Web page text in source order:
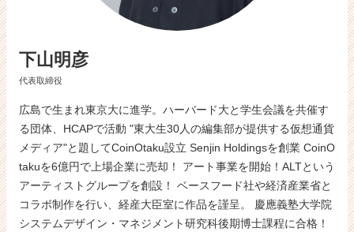
ア
C
a
r
e
e
r）
下山明彦
代表取締役
広島で生まれ東京大に進学。ハーバード大と学生会議を共催す
る団体、HCAPで活動 "東大生30人の編集部が提供する仮想通貨
メディア"と題してCoinOtaku設立 Senjin Holdingsを創業 CoinO
takuを6億円で上場企業に売却！ アート事業を開始！ALTという
アーティストグループを創設！ ベースフード社や経済産業省と
コラボ制作を行い、経産大臣室に作品を謹呈。 慶應義塾大学院
システムデザイン・マネジメント研究科後期博士課程に合格！